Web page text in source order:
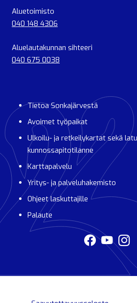
Aluetoimisto
040 148 4306
Aluelautakunnan sihteeri
040 675 0038
Tietoa Sonkajärvestä
Avoimet työpaikat
Ulkoilu- ja retkeilykartat sekä
kunnossapitotilanne
Karttapalvelu
Yritys- ja palveluhakemisto
Ohjeet laskuttajille
Palaute